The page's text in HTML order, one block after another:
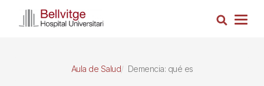
Busca
Aula de Salud Demencia: qué es